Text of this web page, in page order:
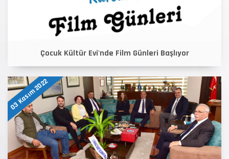
Çocuk Kültür Evi'nde Film Günleri Başlıyor
03 Kasım 2022